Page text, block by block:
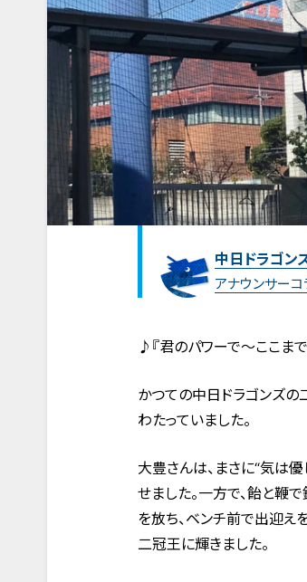
中日ドラゴン
アナウンサーコ
♪『君のパワーで～ここま
かつての中日ドラゴンズの
わたっていました。
大豊さんは、まさに“気は
せました。一方で、飴と鞭
を放ち、ベンチ前で出迎え
二冠王に輝きました。